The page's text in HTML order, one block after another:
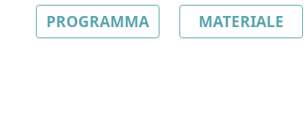
PROGRAMMA MATERIALE